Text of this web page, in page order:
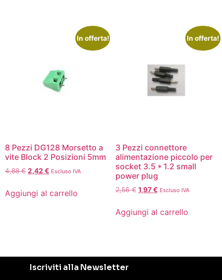
In offerta!
8 Pezzi DG128 Morsetto a
vite Block 2 Posizioni 5mm
4,88€ 2,42 € Escluso IVA
Aggiungi al carrello
In offerta!
3 Pezzi connettore
alimentazione piccolo per
socket 3.5 * 1.2 small
power plug
2,56€ 1,97€ Escluso IVA
Aggiungi al carrello
Iscriviti alla Newsletter